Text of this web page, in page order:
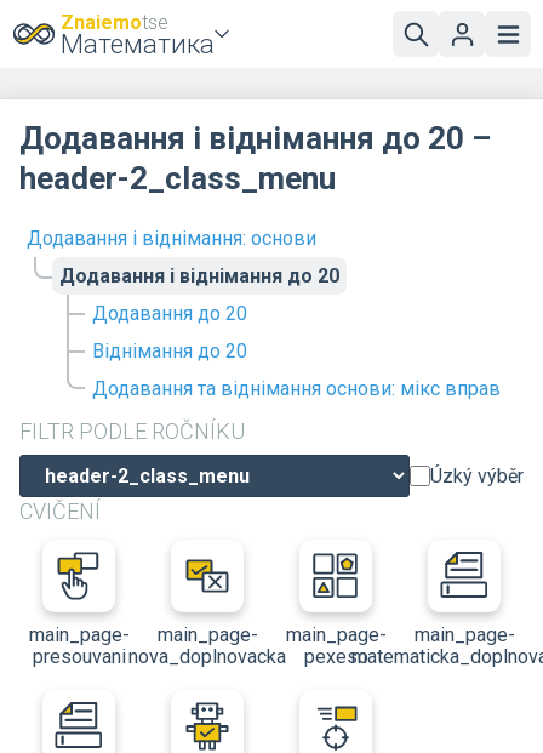
Znaiemotse
Математика
Додавання і віднімання: основи
Додавання і віднімання до 20
Додавання до 20
Віднімання до 20
Додавання та віднімання основи: мікс вправ
FILTR PODLE ROČNÍKU
Úzký výběr
CVIČENÍ
main_page-
presouvani
main_page-
nova_doplnovacka
main_page-
pexeso
main_page-
Додавання і віднімання до 20 –
header-2_class_menu